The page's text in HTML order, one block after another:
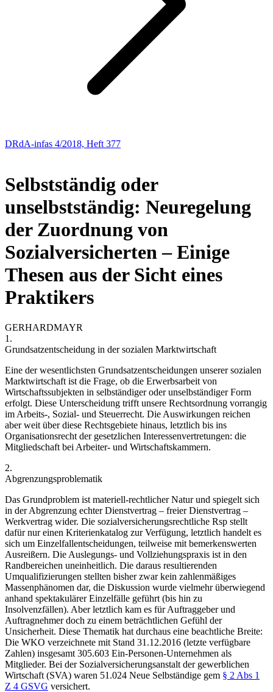
DRdA-infas 4/2018, Heft 377
Selbstständig oder
unselbstständig: Neuregelung
der Zuordnung von
Sozialversicherten– Einige
Thesen aus der Sicht eines
Praktikers
GERHARDMAYR
1.
Grundsatzentscheidung in der sozialen Marktwirtschaft
Eine der wesentlichsten Grundsatzentscheidungen unserer sozialen
Marktwirtschaft ist die Frage, ob die Erwerbsarbeit von
Wirtschaftssubjekten in selbständiger oder unselbständiger Form
erfolgt. Diese Unterscheidung trifft unsere Rechtsordnung vorrangig
im Arbeits-, Sozial- und Steuerrecht. Die Auswirkungen reichen
aber weit über diese Rechtsgebiete hinaus, letztlich bis ins
Organisationsrecht der gesetzlichen Interessenvertretungen: die
Mitgliedschaft bei Arbeiter- und Wirtschaftskammern.
2.
Abgrenzungsproblematik
Das Grundproblem ist materiell-rechtlicher Natur und spiegelt sich
in der Abgrenzung echterDienstvertrag – freier Dienstvertrag –
Werkvertrag wider. Die sozialversicherungsrechtliche Rsp stellt
dafür nur einen Kriterienkatalog zur Verfügung, letztlich handelt es
sich um Einzelfallentscheidungen, teilweise mit bemerkenswerten
Ausreißern. Die Auslegungs- und Vollziehungspraxis ist in den
Randbereichen uneinheitlich. Die daraus resultierenden
Umqualifizierungen stellten bisher zwar kein zahlenmäßiges
Massenphänomen dar, die Diskussion wurde vielmehr überwiegend
anhand spektakulärer Einzelfälle geführt (bis hin zu
Insolvenzfällen). Aber letztlich kam es für Auftraggeber und
Auftragnehmer doch zu einem beträchtlichen Gefühl der
Unsicherheit. Diese Thematik hat durchaus eine beachtliche Breite:
Die WKO verzeichnete mit Stand 31.12.2016 (letzte verfügbare
Zahlen) insgesamt 305.603 Ein-Personen-Unternehmen als
Mitglieder. Bei der Sozialversicherungsanstalt der gewerblichen
Wirtschaft (SVA) waren 51.024 Neue Selbständige gem § 2 Abs 1
Z 4 GSVG versichert.